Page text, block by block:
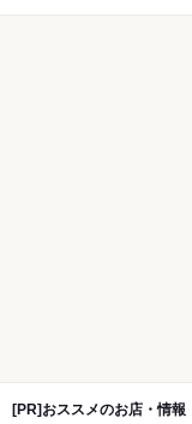
[PR]おススメのお店・情報